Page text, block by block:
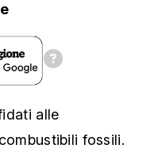
alle
fossili.